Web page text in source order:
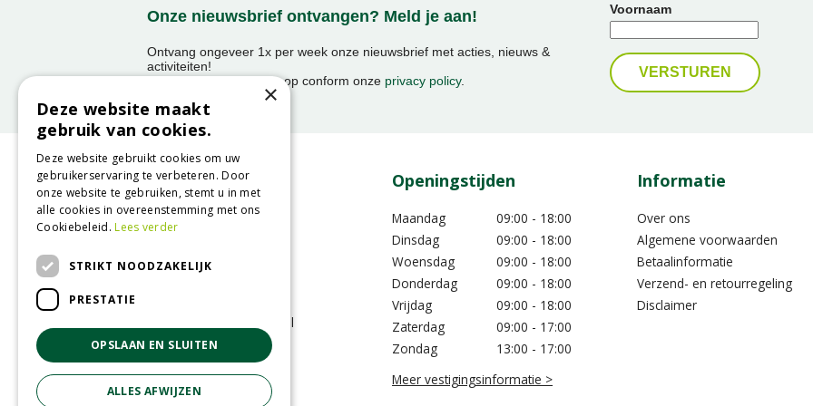
Onze nieuwsbrief ontvangen? Meld je aan!
Ontvang ongeveer 1x per week onze nieuwsbrief met acties, nieuws &
activiteiten!
We slaan uw gegevens op conform onze privacy policy.
Voornaam
Contact
GroenRijk Raalte
8102RS Raalte
info@raalte.groenrijk.nl
Openingstijden
Maandag
09:00 - 18:00
Dinsdag
09:00 - 18:00
Woensdag
09:00 - 18:00
Donderdag
09:00 - 18:00
Vrijdag
09:00 - 18:00
Zaterdag
09:00 - 17:00
Zondag
13:00 - 17:00
Meer vestigingsinformatie >
Informatie
Over ons
Algemene voorwaarden
Betaalinformatie
Verzend- en retourregeling
Disclaimer
×
Deze website maakt
gebruik van cookies.
Deze website gebruikt cookies om uw
gebruikerservaring te verbeteren. Door
onze website te gebruiken, stemt u in met
alle cookies in overeenstemming met ons
Cookiebeleid.Lees verder
STRIKT NOODZAKELIJK
PRESTATIE
OPSLAAN EN SLUITEN
ALLES AFWIJZEN